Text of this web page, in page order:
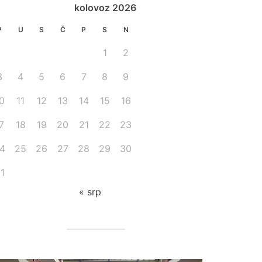
kolovoz 2026
U S Č P S N
1 2
4 5 6 7 8 9
11 12 13 14 15 16
18 19 20 21 22 23
25 26 27 28 29 30
« srp